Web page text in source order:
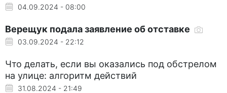
04.09.2024 - 08:00
Верещук подала заявление об отставке
03.09.2024 - 22:12
Что делать, если вы оказались под обстрелом
на улице: алгоритм действий
31.08.2024 - 21:49